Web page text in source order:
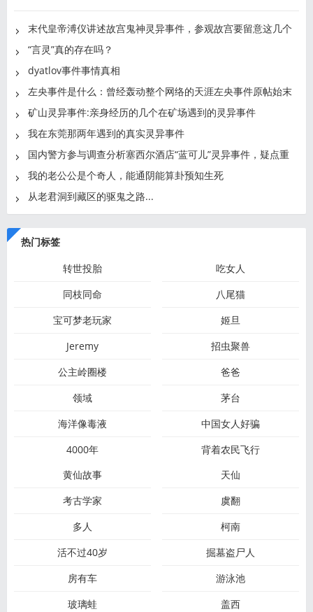
末代皇帝溥仪讲述故宫鬼神灵异事件，参观故宫要留意这几个
地
“言灵”真的存在吗？
dyatlov事件事情真相
左央事件是什么：曾经轰动整个网络的天涯左央事件原帖始末
矿山灵异事件:亲身经历的几个在矿场遇到的灵异事件
我在东莞那两年遇到的真实灵异事件
国内警方参与调查分析塞西尔酒店“蓝可儿”灵异事件，疑点重
我的老公公是个奇人，能通阴能算卦预知生死
从老君洞到藏区的驱鬼之路...
热门标签
转世投胎
吃女人
同枝同命
八尾猫
宝可梦老玩家
姬旦
Jeremy
招虫聚兽
公主岭圈楼
爸爸
领域
茅台
海洋像毒液
中国女人好骗
4000年
背着农民飞行
黄仙故事
天仙
考古学家
虞翻
多人
柯南
活不过40岁
掘墓盗尸人
房有车
游泳池
玻璃蛙
盖西